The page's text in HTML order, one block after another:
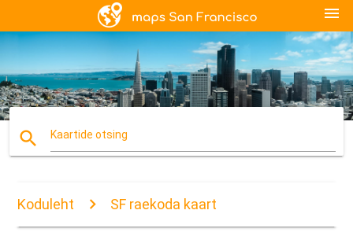
menu
search Kaartide otsing
Koduleht SF raekoda kaart